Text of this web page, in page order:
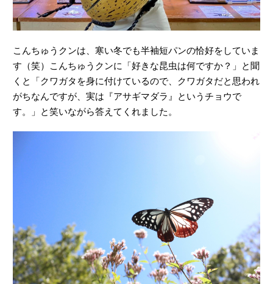
こんちゅうクンは、寒い冬でも半袖短パンの恰好をしていま
す（笑）こんちゅうクンに「好きな昆虫は何ですか？」と聞
くと「クワガタを身に付けているので、クワガタだと思われ
がちなんですが、実は『アサギマダラ』というチョウで
す。」と笑いながら答えてくれました。